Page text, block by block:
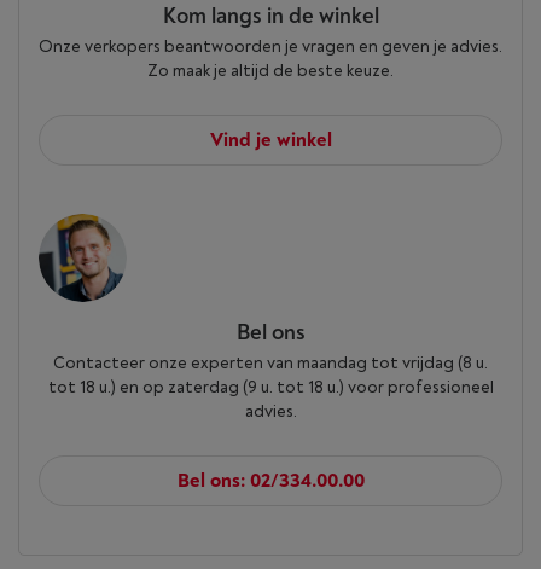
Kom langs in de winkel
Onze verkopers beantwoorden je vragen en geven je advies.
Zo maak je altijd de beste keuze.
Vind je winkel
Bel ons
Contacteer onze experten van maandag tot vrijdag (8 u.
tot 18 u.) en op zaterdag (9 u. tot 18 u.) voor professioneel
advies.
Bel ons: 02/334.00.00